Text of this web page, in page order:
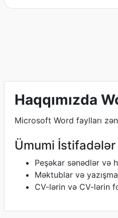
Haqqımızda
Microsoft Word faylları
Ümumi İstifadələr
Peşəkar sənədlər və
Məktublar və
CV-lərin və CV-lərin